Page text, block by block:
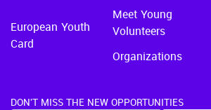
European Youth
Card
Meet Young
Volunteers
Organizations
DON'T MISS THE NEW OPPORTUNITIES